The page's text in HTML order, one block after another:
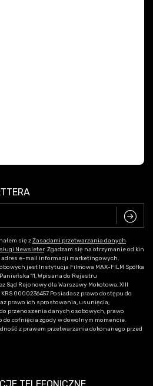
C
się zZasadami przetwarzania danych
Newsleter. Zgadzam się na otrzymanie od kin
adres e-mail informacji marketingowych.
jest Instytucja Filmowa MAX-FILM Spółka
11, Wpisana do Rejestru
Sąd Rejonowy dla Warszawy Mokotowa, XIII
0000236457 Posiadasz prawo dostępu do
prawo ich sprostowania, usunięcia,
przenoszenia danych osobowych, prawo
cofnięcia zgody w dowolnym momencie.
z prawem przetwarzania dokonanego przed
TELEFONICZNE